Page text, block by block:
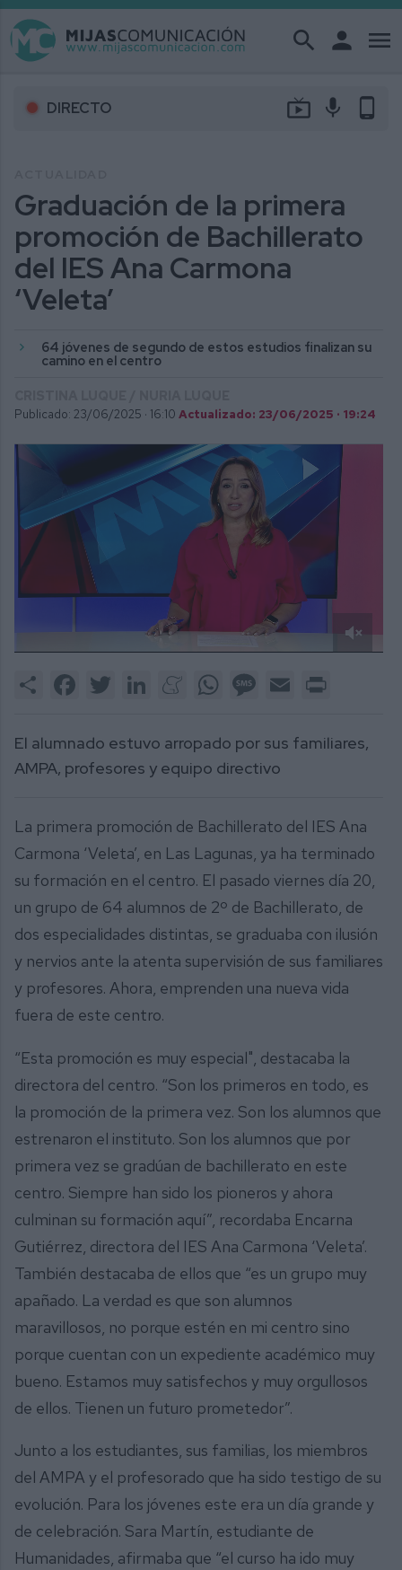
search person menu
DIRECTO live_tv mic phone_android
Graduación de la primera
promoción de Bachillerato
del IES Ana Carmona
‘Veleta’
64 jóvenes de segundo de estos estudios finalizan su
camino en el centro
Publicado: 23/06/2025 · 16:10 Actualizado: 23/06/2025 · 19:24
2
Share FacebookTwitter LinkedInMeneameWhatsAppMessage
Email
El alumnado estuvo arropado por sus familiares,
AMPA, profesores y equipo directivo
La primera promoción de Bachillerato del IES Ana
Carmona ‘Veleta’, en Las Lagunas, ya ha terminado
su formación en el centro. El pasado viernes día 20,
un grupo de 64 alumnos de 2º de Bachillerato, de
dos especialidades distintas, se graduaba con ilusión
y nervios ante la atenta supervisión de sus familiares
y profesores. Ahora, emprenden una nueva vida
fuera de este centro.
“Esta promoción es muy especial", destacaba la
directora del centro. “Son los primeros en todo, es
la promoción de la primera vez. Son los alumnos que
estrenaron el instituto. Son los alumnos que por
primera vez se gradúan de bachillerato en este
centro. Siempre han sido los pioneros y ahora
culminan su formación aquí”, recordaba Encarna
Gutiérrez, directora del IES Ana Carmona ‘Veleta’.
También destacaba de ellos que “es un grupo muy
apañado. La verdad es que son alumnos
maravillosos, no porque estén en mi centro sino
porque cuentan con un expediente académico muy
bueno. Estamos muy satisfechos y muy orgullosos
de ellos. Tienen un futuro prometedor”.
Junto a los estudiantes, sus familias, los miembros
del AMPA y el profesorado que ha sido testigo de su
evolución. Para los jóvenes este era un día grande y
de celebración. Sara Martín, estudiante de
Humanidades, afirmaba que “el curso ha ido muy